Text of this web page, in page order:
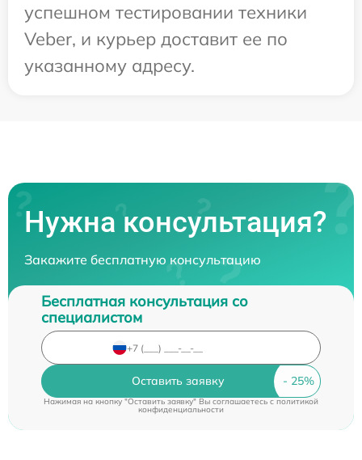
успешном тестировании техники
Veber, и курьер доставит ее по
указанному адресу.
Нужна консультация?
Закажите бесплатную консультацию
Бесплатная консультация со
специалистом
Оставить заявку
Нажимая на кнопку "Оставить заявку" Вы соглашаетесь c политикой
конфиденциальности